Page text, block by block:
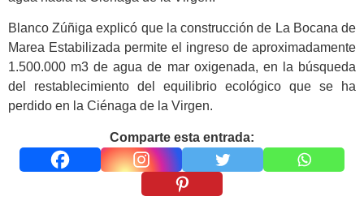
Blanco Zúñiga explicó que la construcción de La Bocana de
Marea Estabilizada permite el ingreso de aproximadamente
1.500.000 m3 de agua de mar oxigenada, en la búsqueda
del restablecimiento del equilibrio ecológico que se ha
perdido en la Ciénaga de la Virgen.
Comparte esta entrada: